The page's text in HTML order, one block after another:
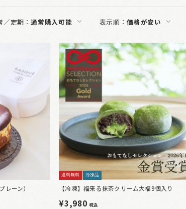
／定期：通常購入可能 表示順：価格が安い
レーン）
送料無料 冷凍品
【冷凍】福来る抹茶クリーム大福9個入り
¥3,980税込